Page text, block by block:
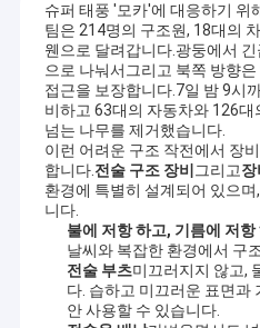
슈퍼 태풍 '모카'에 대응하기 위
팀은 214명의 구조원, 18대의
웬으로 달려갑니다.광둥에서
으로 나눠서그리고 북쪽 방향
접근을 보장합니다.7일 밤 9시
비하고 63대의 자동차와 126
넘는 나무를 제거했습니다.
이런 어려운 구조 작전에서 장
합니다.전술 구조 장비 그리고장
환경에 특별히 설계되어 있으
니다.
불에 저항 하고, 기름에 저항
날씨와 복잡한 환경에서 구
전술 부츠미끄러지지 않고,
다. 습하고 미끄러운 표면과
안 사용할 수 있습니다.